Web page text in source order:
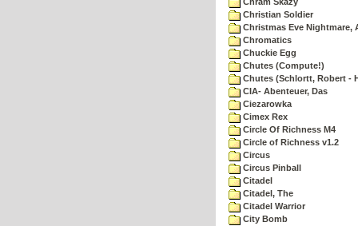
Christian Soldier
Christmas Eve Nightmare,
Chromatics
Chuckie Egg
Chutes (Compute!)
Chutes (Schlortt, Robert -
CIA- Abenteuer, Das
Ciezarowka
Cimex Rex
Circle Of Richness M4
Circle of Richness v1.2
Circus
Circus Pinball
Citadel
Citadel, The
Citadel Warrior
City Bomb